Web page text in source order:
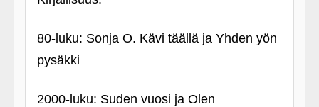
80-luku: Sonja O. Kävi täällä ja Yhden yön
pysäkki
2000-luku: Suden vuosi ja Olen